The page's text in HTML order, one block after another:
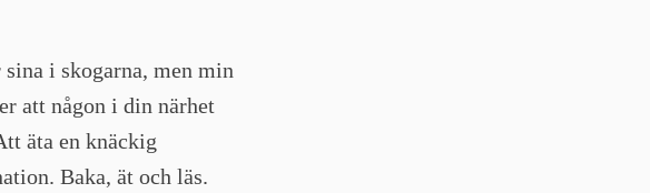
i skogarna, men min
att någon i din närhet
äta en knäckig
Baka, ät och läs.